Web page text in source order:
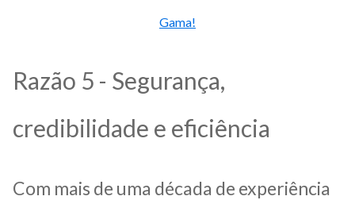
Gama!
Razão 5 - Segurança,
credibilidade e eficiência
Com mais de uma década de experiência